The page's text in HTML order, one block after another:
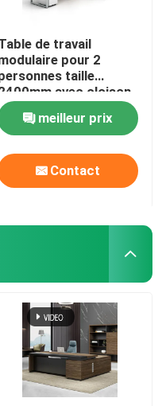
de travail
pour 2
taille
avec cloison
tissu
meilleur prix
Contact